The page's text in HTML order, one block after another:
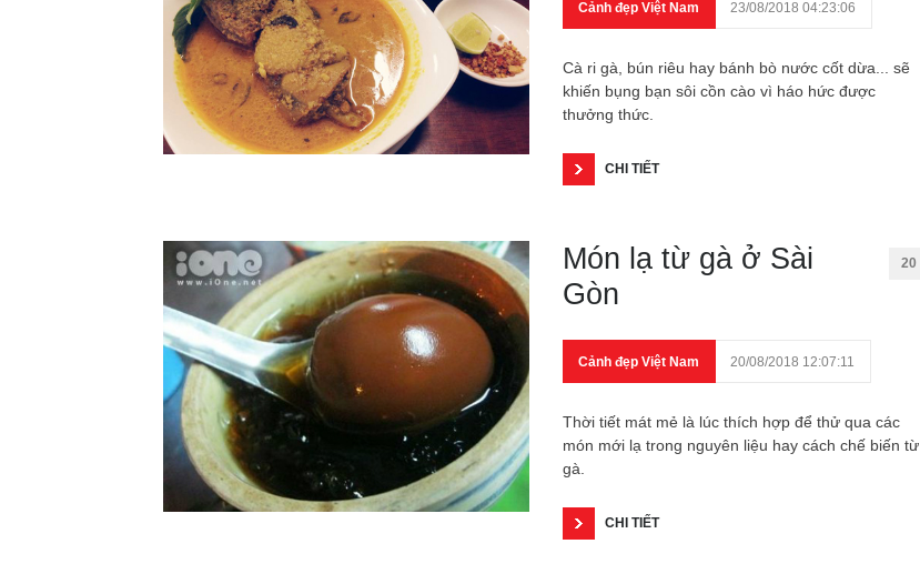
Cảnh đẹp Việt Nam 23/08/2018 04:23:06
Cà ri gà, bún riêu hay bánh bò nước cốt dừa... sẽ
khiến bụng bạn sôi cồn cào vì háo hức được
thưởng thức.
CHI TIẾT
Món lạ từ gà ở Sài
Gòn
20
Cảnh đẹp Việt Nam 20/08/2018 12:07:11
Thời tiết mát mẻ là lúc thích hợp để thử qua các
món mới lạ trong nguyên liệu hay cách chế biến từ
gà.
CHI TIẾT